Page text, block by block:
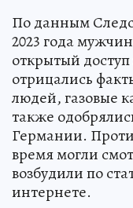
По данным
2023 года
открытый доступ
отрицались
людей, газовые
также
Германии.
время могли
возбудили по
интернете.